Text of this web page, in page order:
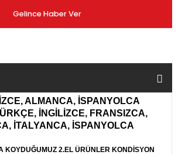
Gelince Haber Ver
ALMANCA, İSPANYOLCA
İNGİLİZCE, FRANSIZCA,
İTALYANCA, İSPANYOLCA
KOYDUĞUMUZ 2.EL ÜRÜNLER KONDİSYON